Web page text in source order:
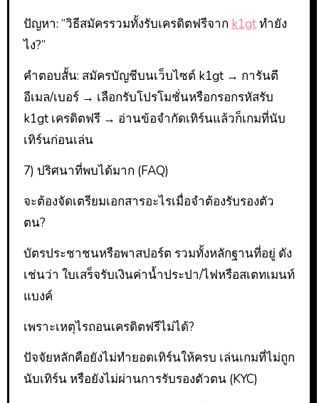
ปัญหา: “วิธีสมัครรวมทั้งรับเครดิตฟรีจาก k1gtทำยัง
ไง?”
คำตอบสั้น: สมัครบัญชีบนเว็บไซต์ k1gt → การันตี
อีเมล/เบอร์ → เลือกรับโปรโมชั่นหรือกรอกรหัสรับ
k1gt เครดิตฟรี → อ่านข้อจำกัดเทิร์นแล้วก็เกมที่นับ
เทิร์นก่อนเล่น
7) ปริศนาที่พบได้มาก (FAQ)
จะต้องจัดเตรียมเอกสารอะไรเมื่อจำต้องรับรองตัว
ตน?
บัตรประชาชนหรือพาสปอร์ต รวมทั้งหลักฐานที่อยู่ ดัง
เช่นว่า ใบเสร็จรับเงินค่าน้ำประปา/ไฟหรือสเตทเมนท์
แบงค์
เพราะเหตุไรถอนเครดิตฟรีไม่ได้?
ปัจจัยหลักคือยังไม่ทำยอดเทิร์นให้ครบ เล่นเกมที่ไม่ถูก
นับเทิร์น หรือยังไม่ผ่านการรับรองตัวตน (KYC)